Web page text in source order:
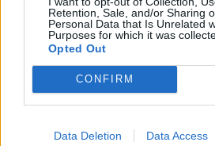
Retention, Sale, and/or Sharing
Personal Data that Is Unrelated
Purposes for which it was
Opted Out
CONFIRM
Data Deletion Data Access
tartozik, melynek olvasása
regisztrációhoz kötött.
Az előfizetés a következőket
Portfolio.hu teljes
Kötéslisták: BÉT elmúlt 2 év